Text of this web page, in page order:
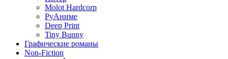
Molot Hardcorp
РуАниме
Deep Print
Tiny Bunny
Графические романы
Non-Fiction